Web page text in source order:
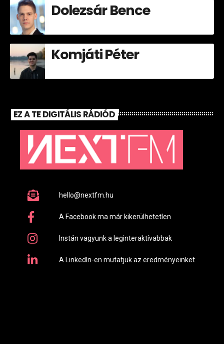
Dolezsár Bence
Komjáti Péter
EZ A TE DIGITÁLIS RÁDIÓD
hello@nextfm.hu
A Facebook ma már kikerülhetetlen
Instán vagyunk a leginteraktívabbak
A LinkedIn-en mutatjuk az eredményeinket